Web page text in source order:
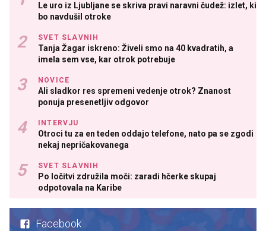
Le uro iz Ljubljane se skriva pravi naravni čudež: izlet, ki
bo navdušil otroke
SVET SLAVNIH
Tanja Žagar iskreno: Živeli smo na 40 kvadratih, a
imela sem vse, kar otrok potrebuje
NOVICE
Ali sladkor res spremeni vedenje otrok? Znanost
ponuja presenetljiv odgovor
INTERVJU
Otroci tu za en teden oddajo telefone, nato pa se zgodi
nekaj nepričakovanega
SVET SLAVNIH
Po ločitvi združila moči: zaradi hčerke skupaj
odpotovala na Karibe
Facebook